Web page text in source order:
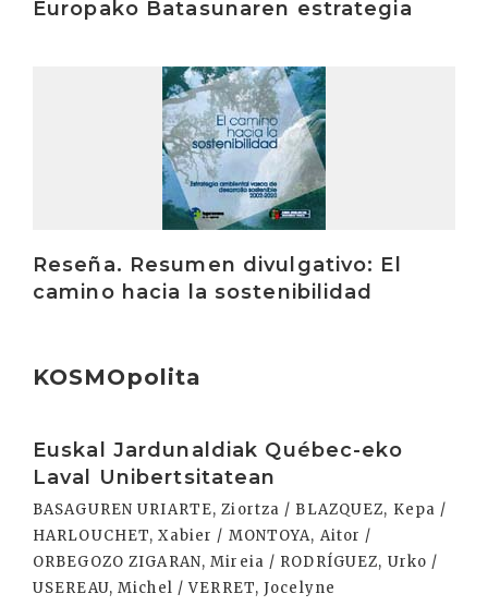
Europako Batasunaren estrategia
Reseña. Resumen divulgativo: El
camino hacia la sostenibilidad
KOSMOpolita
Euskal Jardunaldiak Québec-eko
Laval Unibertsitatean
BASAGUREN URIARTE, Ziortza / BLAZQUEZ, Kepa /
HARLOUCHET, Xabier / MONTOYA, Aitor /
ORBEGOZO ZIGARAN, Mireia / RODRÍGUEZ, Urko /
USEREAU, Michel / VERRET, Jocelyne